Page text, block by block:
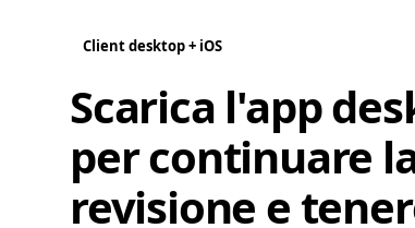
Client desktop + iOS
Scarica l'app
per continuare
revisione e